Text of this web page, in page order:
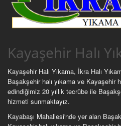
Kayaşehir Halı
Kayaşehir Halı Yıkama, İkra Halı
Başakşehir halı yıkama ve Kayaşehir
edindiğimiz 20 yıllık tecrübe ile
hizmeti sunmaktayız.
Kayabaşı Mahallesi'nde yer alan